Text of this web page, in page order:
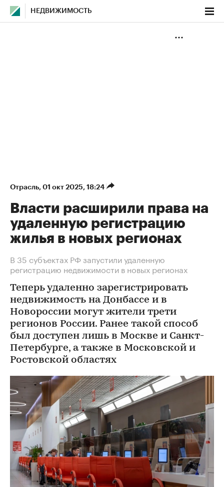
НЕДВИЖИМОСТЬ
Отрасль⁠, 01 окт 2025, 18:24
Власти расширили права на
удаленную регистрацию
жилья в новых регионах
В 35 субъектах РФ запустили удаленную
регистрацию недвижимости в новых регионах
Теперь удаленно зарегистрировать
недвижимость на Донбассе и в
Новороссии могут жители трети
регионов России. Ранее такой способ
был доступен лишь в Москве и Санкт-
Петербурге, а также в Московской и
Ростовской областях